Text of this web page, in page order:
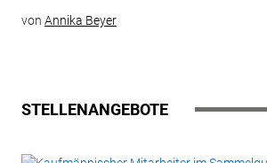
von Annika Beyer
STELLENANGEBOTE